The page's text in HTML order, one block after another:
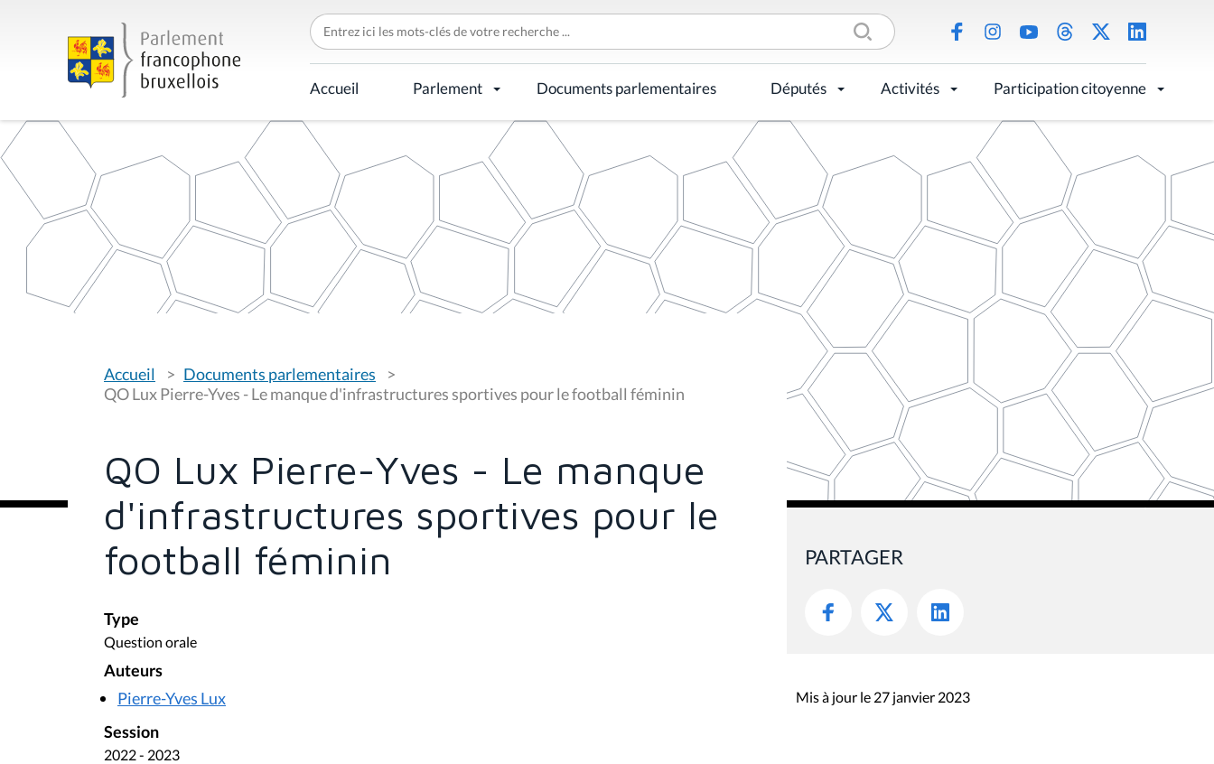
C
h
e
r
c
h
r
p
Accueil Parlement Documents parlementaires Députés Activités Participation citoyenne
o
u
s
Accueil
Documents parlementaires
QO Lux Pierre-Yves - Le manque d'infrastructures sportives pour le football féminin
QO Lux Pierre-Yves - Le manque
d'infrastructures sportives pour le
football féminin
Type
Question orale
Auteurs
Pierre-Yves Lux
Session
2022 - 2023
PARTAGER
Mis à jour le 27 janvier 2023